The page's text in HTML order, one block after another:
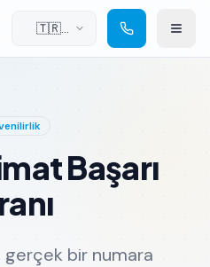
🇹🇷
Başarı
gerçek bir numara